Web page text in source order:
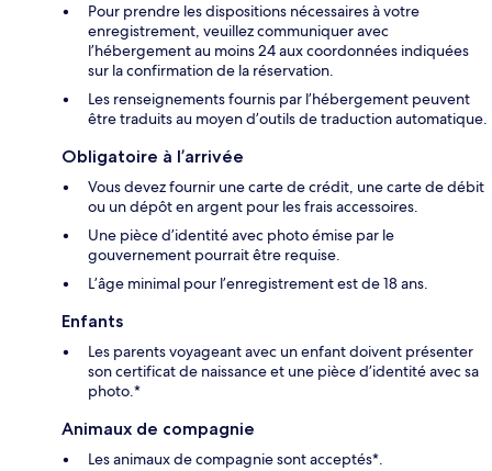
Pour prendre les dispositions nécessaires à votre
enregistrement, veuillez communiquer avec
l’hébergement au moins 24 aux coordonnées indiquées
sur la confirmation de la réservation.
Les renseignements fournis par l’hébergement peuvent
être traduits au moyen d’outils de traduction automatique.
Obligatoire à l’arrivée
Vous devez fournir une carte de crédit, une carte de débit
ou un dépôt en argent pour les frais accessoires.
Une pièce d’identité avec photo émise par le
gouvernement pourrait être requise.
L’âge minimal pour l’enregistrement est de 18 ans.
Enfants
Les parents voyageant avec un enfant doivent présenter
son certificat de naissance et une pièce d’identité avec sa
photo.*
Animaux de compagnie
Les animaux de compagnie sont acceptés*.